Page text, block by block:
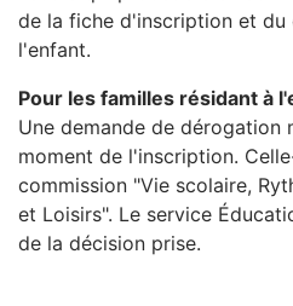
de la fiche d'inscription et
l'enfant.
Pour les familles résidant à
Une demande de dérogation
moment de l'inscription.
commission "Vie scolaire,
et Loisirs". Le service
de la décision prise.